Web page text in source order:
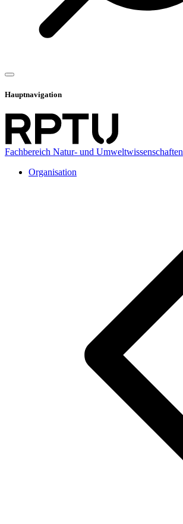
Hauptnavigation
Fachbereich Natur- und Umweltwissenschaften
Organisation